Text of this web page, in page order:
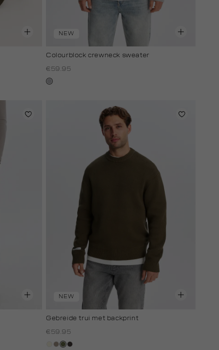
NEW
Colourblock crewneck sweater
€59.95
lichtgrijs
NEW
Gebreide trui met backprint
€59.95
wit,taupe,
groen,
choco